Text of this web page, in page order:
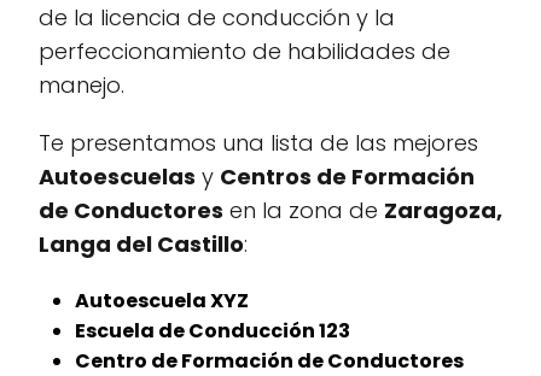
de la licencia de conducción y la
perfeccionamiento de habilidades de
manejo.
Te presentamos una lista de las mejores
Autoescuelas y Centros de Formación
de Conductores en la zona de Zaragoza,
Langa del Castillo:
Autoescuela XYZ
Escuela de Conducción 123
Centro de Formación de Conductores